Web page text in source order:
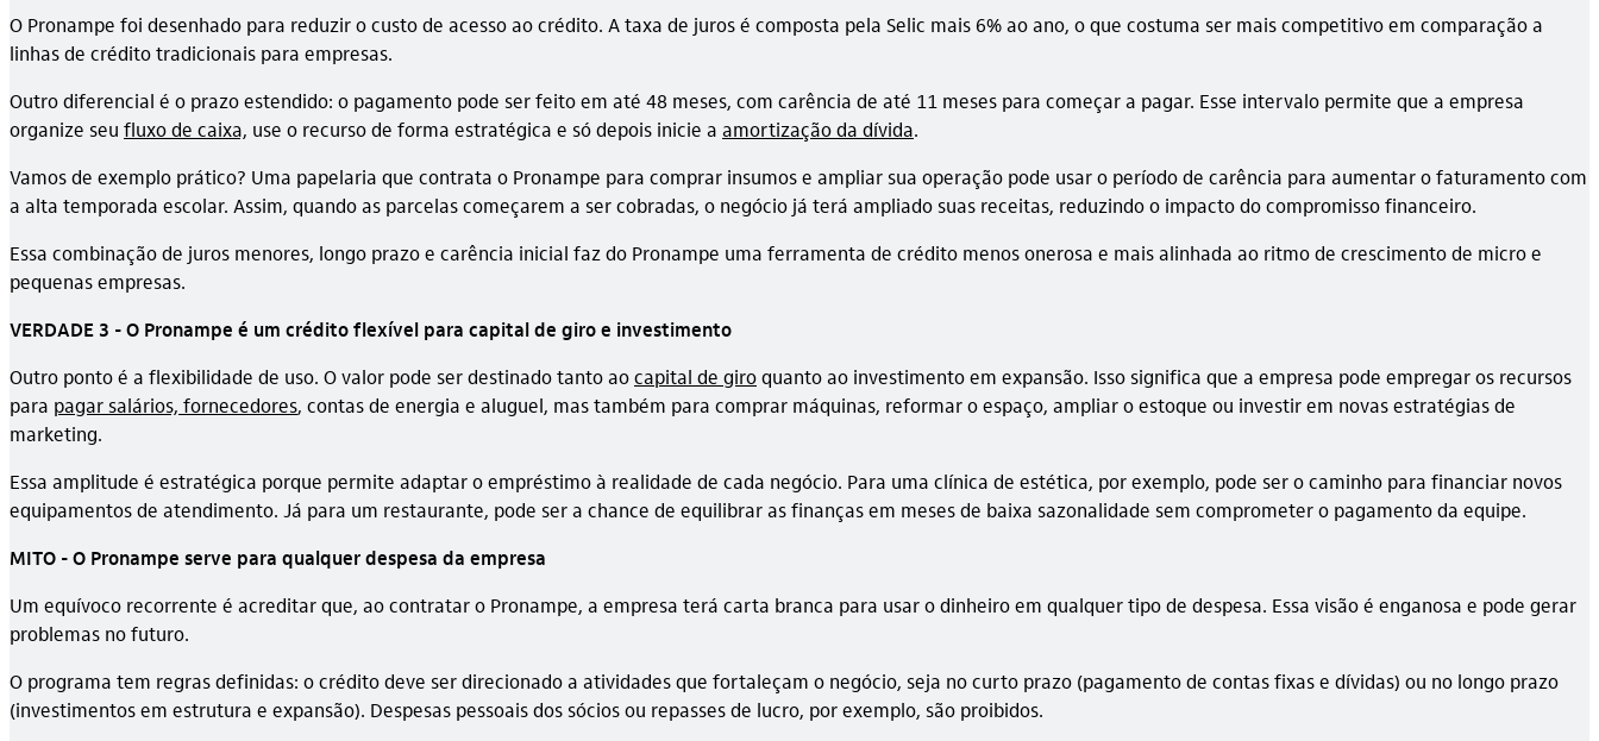
O Pronampe foi desenhado para reduzir o custo de acesso ao crédito. A taxa de juros é composta pela Selic mais 6% ao ano, o que costuma ser mais competitivo em comparação a
linhas de crédito tradicionais para empresas.
Outro diferencial é o prazo estendido: o pagamento pode ser feito em até 48 meses, com carência de até 11 meses para começar a pagar. Esse intervalo permite que a empresa
organize seu fluxo de caixa, use o recurso de forma estratégica e só depois inicie a amortização da dívida.
Vamos de exemplo prático? Uma papelaria que contrata o Pronampe para comprar insumos e ampliar sua operação pode usar o período de carência para aumentar o faturamento com
a alta temporada escolar. Assim, quando as parcelas começarem a ser cobradas, o negócio já terá ampliado suas receitas, reduzindo o impacto do compromisso financeiro.
Essa combinação de juros menores, longo prazo e carência inicial faz do Pronampe uma ferramenta de crédito menos onerosa e mais alinhada ao ritmo de crescimento de micro e
pequenas empresas.
VERDADE 3 - O Pronampe é um crédito flexível para capital de giro e investimento
Outro ponto é a flexibilidade de uso. O valor pode ser destinado tanto aocapital de giroquanto ao investimento em expansão. Isso significa que a empresa pode empregar os recursos
para pagar salários, fornecedores, contas de energia e aluguel, mas também para comprar máquinas, reformar o espaço, ampliar o estoque ou investir em novas estratégias de
marketing.
Essa amplitude é estratégica porque permite adaptar o empréstimo à realidade de cada negócio. Para uma clínica de estética, por exemplo, pode ser o caminho para financiar novos
equipamentos de atendimento. Já para um restaurante, pode ser a chance de equilibrar as finanças em meses de baixa sazonalidade sem comprometer o pagamento da equipe.
MITO - O Pronampe serve para qualquer despesa da empresa
Um equívoco recorrente é acreditar que, ao contratar o Pronampe, a empresa terá carta branca para usar o dinheiro em qualquer tipo de despesa. Essa visão é enganosa e pode gerar
problemas no futuro.
O programa tem regras definidas: o crédito deve ser direcionado a atividades que fortaleçam o negócio, seja no curto prazo (pagamento de contas fixas e dívidas) ou no longo prazo
(investimentos em estrutura e expansão). Despesas pessoais dos sócios ou repasses de lucro, por exemplo, são proibidos.